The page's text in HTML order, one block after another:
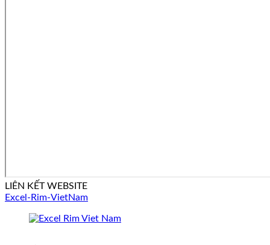
LIÊN KẾT WEBSITE
Excel-Rim-VietNam